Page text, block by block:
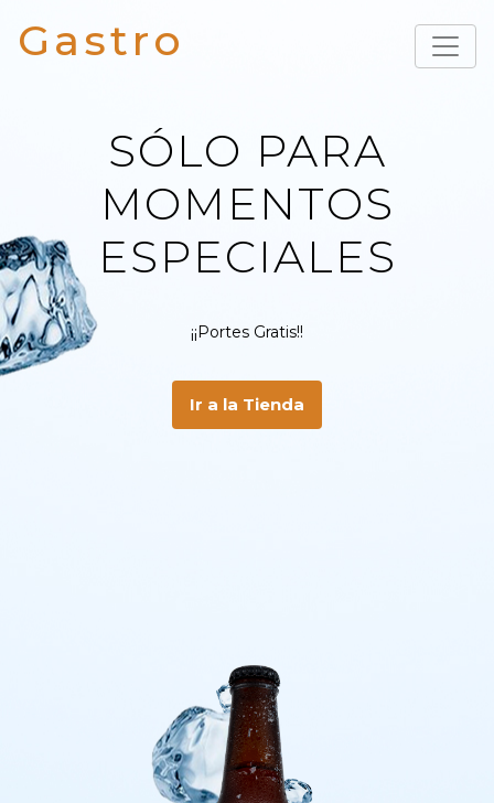
Gastro
SÓLO PARA
MOMENTOS
ESPECIALES
¡¡Portes Gratis!!
Ir a la Tienda